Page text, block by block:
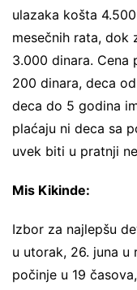
ulazaka košta
mesečnih rata, dok
3.000 dinara. Cena
200 dinara, deca
deca do 5 godina
plaćaju ni deca sa
uvek biti u pratnji
Mis Kikinde:
Izbor za najlepšu
u utorak, 26. juna u
počinje u 19